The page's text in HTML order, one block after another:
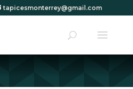
tapicesmonterrey@gmail.com